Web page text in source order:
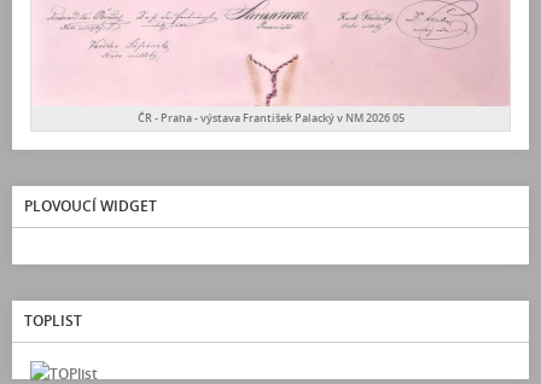
ČR - Praha - výstava František Palacký v NM 2026 05
PLOVOUCÍ WIDGET
TOPLIST